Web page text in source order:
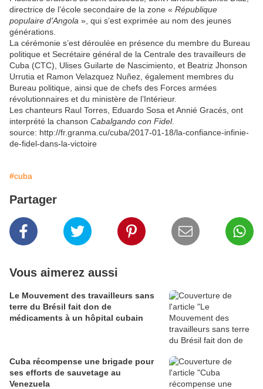
directrice de l’école secondaire de la zone « République
populaire d’Angola », qui s’est exprimée au nom des jeunes
générations.
La cérémonie s’est déroulée en présence du membre du Bureau
politique et Secrétaire général de la Centrale des travailleurs de
Cuba (CTC), Ulises Guilarte de Nascimiento, et Beatriz Jhonson
Urrutia et Ramon Velazquez Nuñez, également membres du
Bureau politique, ainsi que de chefs des Forces armées
révolutionnaires et du ministère de l’Intérieur.
Les chanteurs Raul Torres, Eduardo Sosa et Annié Gracés, ont
interprété la chanson Cabalgando con Fidel.
source: http://fr.granma.cu/cuba/2017-01-18/la-confiance-infinie-
de-fidel-dans-la-victoire
#cuba
Partager
Vous aimerez aussi
Le Mouvement des travailleurs sans
terre du Brésil fait don de
médicaments à un hôpital cubain
Cuba récompense une brigade pour
ses efforts de sauvetage au
Venezuela